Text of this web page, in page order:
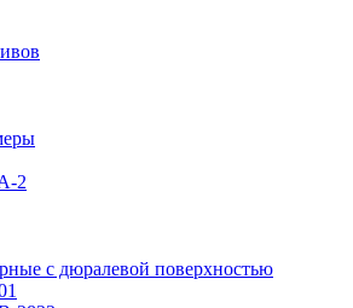
2
с дюралевой поверхностью